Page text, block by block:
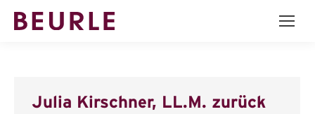
Julia Kirschner, LL.M. zurück